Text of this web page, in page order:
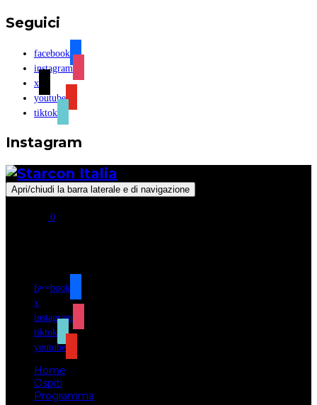
Seguici
facebook
instagram
x
youtube
tiktok
Instagram
Apri/chiudi la barra laterale e di navigazione
0
facebook
x
instagram
tiktok
youtube
Home
Ospiti
Programma